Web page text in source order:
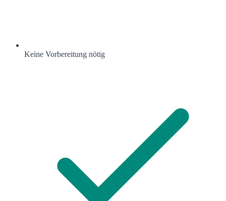
Keine Vorbereitung nötig